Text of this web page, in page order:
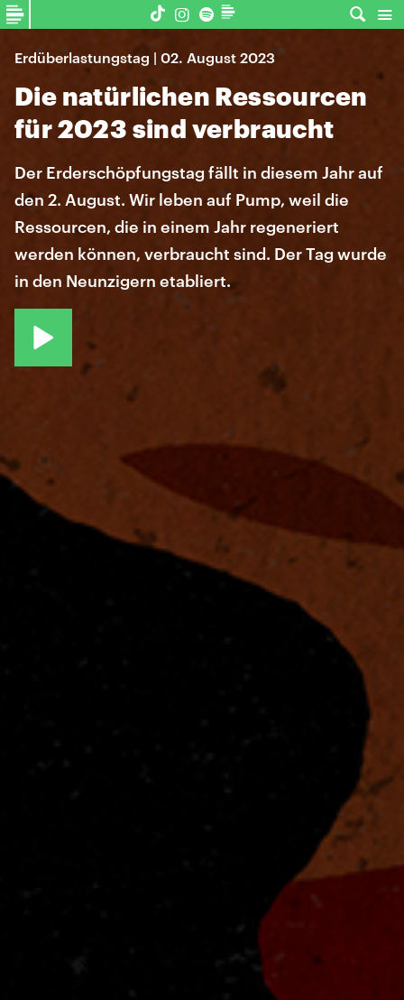
Erdüberlastungstag | 02. August 2023
Die natürlichen Ressourcen
für 2023 sind verbraucht
Der Erderschöpfungstag fällt in diesem Jahr auf
den 2. August. Wir leben auf Pump, weil die
Ressourcen, die in einem Jahr regeneriert
werden können, verbraucht sind. Der Tag wurde
in den Neunzigern etabliert.